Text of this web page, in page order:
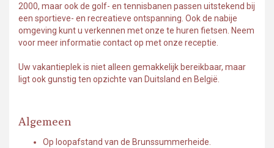
2000, maar ook de golf- en tennisbanen passen uitstekend bij
een sportieve- en recreatieve ontspanning. Ook de nabije
omgeving kunt u verkennen met onze te huren fietsen. Neem
voor meer informatie contact op met onze receptie.
Uw vakantieplek is niet alleen gemakkelijk bereikbaar, maar
ligt ook gunstig ten opzichte van Duitsland en België.
Algemeen
Op loopafstand van de Brunssummerheide.